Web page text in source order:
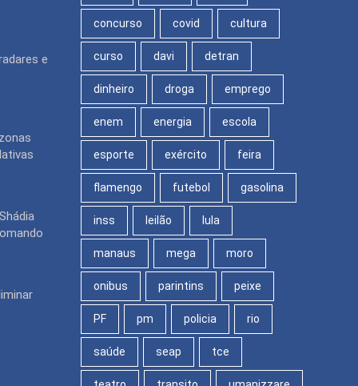
e
concurso covid cultura
curso davi detran
dinheiro droga emprego
enem energia escola
esporte exército feira
flamengo futebol gasolina
inss leilão lula
manaus mega moro
onibus parintins peixe
PF pm policia rio
saúde seap tce